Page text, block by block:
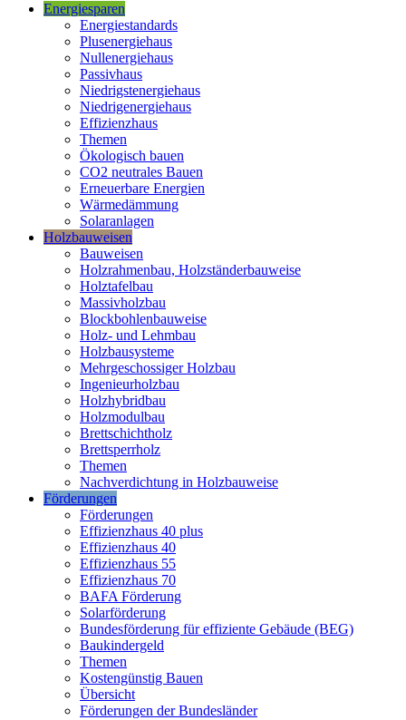
Energiesparen
Energiestandards
Plusenergiehaus
Nullenergiehaus
Passivhaus
Niedrigstenergiehaus
Niedrigenergiehaus
Effizienzhaus
Themen
Ökologisch bauen
CO2 neutrales Bauen
Erneuerbare Energien
Wärmedämmung
Solaranlagen
Holzbauweisen
Bauweisen
Holzrahmenbau, Holzständerbauweise
Holztafelbau
Massivholzbau
Blockbohlenbauweise
Holz- und Lehmbau
Holzbausysteme
Mehrgeschossiger Holzbau
Ingenieurholzbau
Holzhybridbau
Holzmodulbau
Brettschichtholz
Brettsperrholz
Themen
Nachverdichtung in Holzbauweise
Förderungen
Förderungen
Effizienzhaus 40 plus
Effizienzhaus 40
Effizienzhaus 55
Effizienzhaus 70
BAFA Förderung
Solarförderung
Bundesförderung für effiziente Gebäude (BEG)
Baukindergeld
Themen
Kostengünstig Bauen
Übersicht
Förderungen der Bundesländer